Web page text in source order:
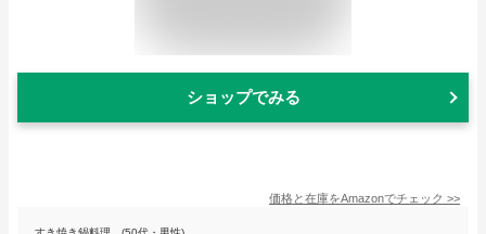
ショップでみる
価格と在庫をAmazonでチェック >>